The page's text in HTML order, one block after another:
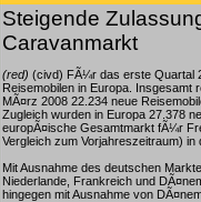
Steigende
Caravanmarkt
(red) (civd) FÃ¼r das erste Quartal
Reisemobilen in Europa. Insgesamt
MÃ¤rz 2008 22.234 neue
Zugleich wurden in Europa 27.378
europÃ¤ische Gesamtmarkt fÃ¼r
Vergleich zum Vorjahreszeitraum)
Mit Ausnahme des deutschen
Niederlande, Frankreich und
hingegen mit Ausnahme von